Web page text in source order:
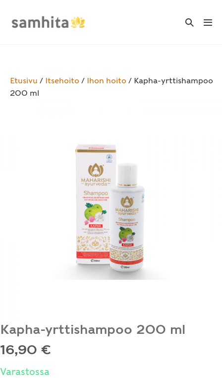
Search
Etusivu / Itsehoito / Ihon hoito / Kapha-yrttishampoo
200 ml
Kapha-yrttishampoo 200 ml
16,90 €
Varastossa